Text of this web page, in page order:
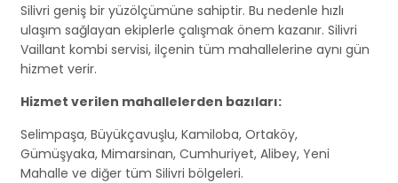
Silivri geniş bir yüzölçümüne sahiptir. Bu nedenle hızlı
ulaşım sağlayan ekiplerle çalışmak önem kazanır. Silivri
Vaillant kombi servisi, ilçenin tüm mahallelerine aynı gün
hizmet verir.
Hizmet verilen mahallelerden bazıları:
Selimpaşa, Büyükçavuşlu, Kamiloba, Ortaköy,
Gümüşyaka, Mimarsinan, Cumhuriyet, Alibey, Yeni
Mahalle ve diğer tüm Silivri bölgeleri.